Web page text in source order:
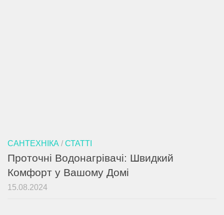
САНТЕХНІКА / СТАТТІ
Проточні Водонагрівачі: Швидкий
Комфорт у Вашому Домі
15.08.2024